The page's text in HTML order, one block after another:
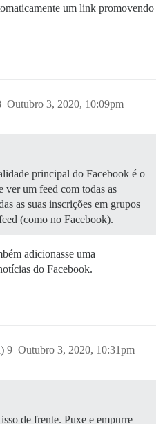
um link promovendo
Outubro 3, 2020, 10:09pm
principal do Facebook é o
ver um feed com todas as
as suas inscrições em grupos
(como no Facebook).
adicionasse uma
do Facebook.
Outubro 3, 2020, 10:31pm
9
de frente. Puxe e empurre